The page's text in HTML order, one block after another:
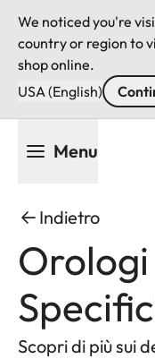
We noticed you're
country or region to
shop online.
USA (English)
Menu
Indietro
Scopri di più sui